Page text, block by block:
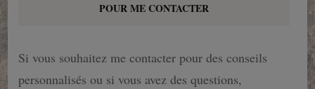
POUR ME CONTACTER
Si vous souhaitez me contacter pour des conseils
personnalisés ou si vous avez des questions,